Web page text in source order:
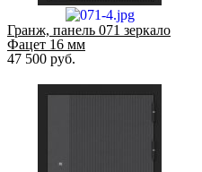
Гранж, панель 071 зеркало
Фацет 16 мм
47 500 руб.